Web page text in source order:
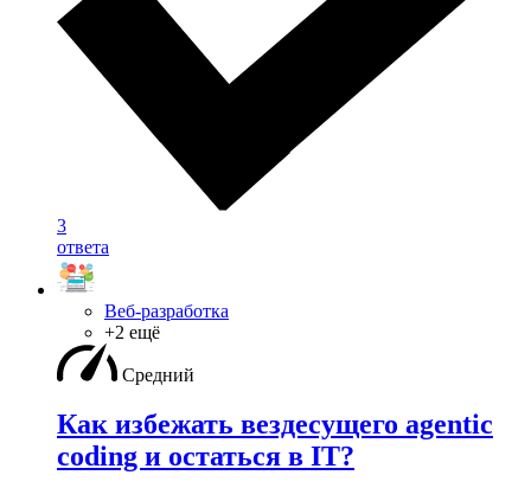
3
ответа
Веб-разработка
+2 ещё
Средний
Как избежать вездесущего agentic
coding и остаться в IT?